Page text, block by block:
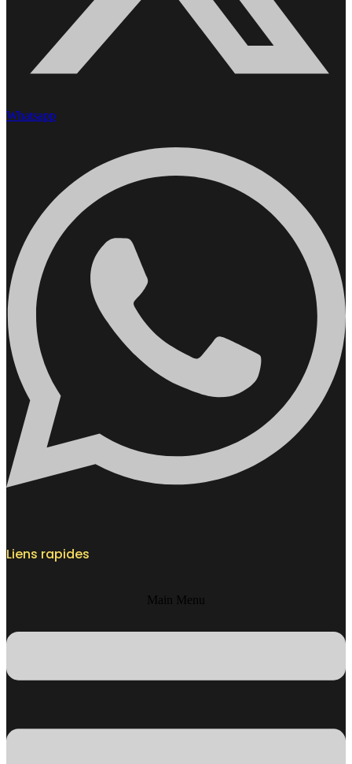
Whatsapp
Liens rapides
Main Menu